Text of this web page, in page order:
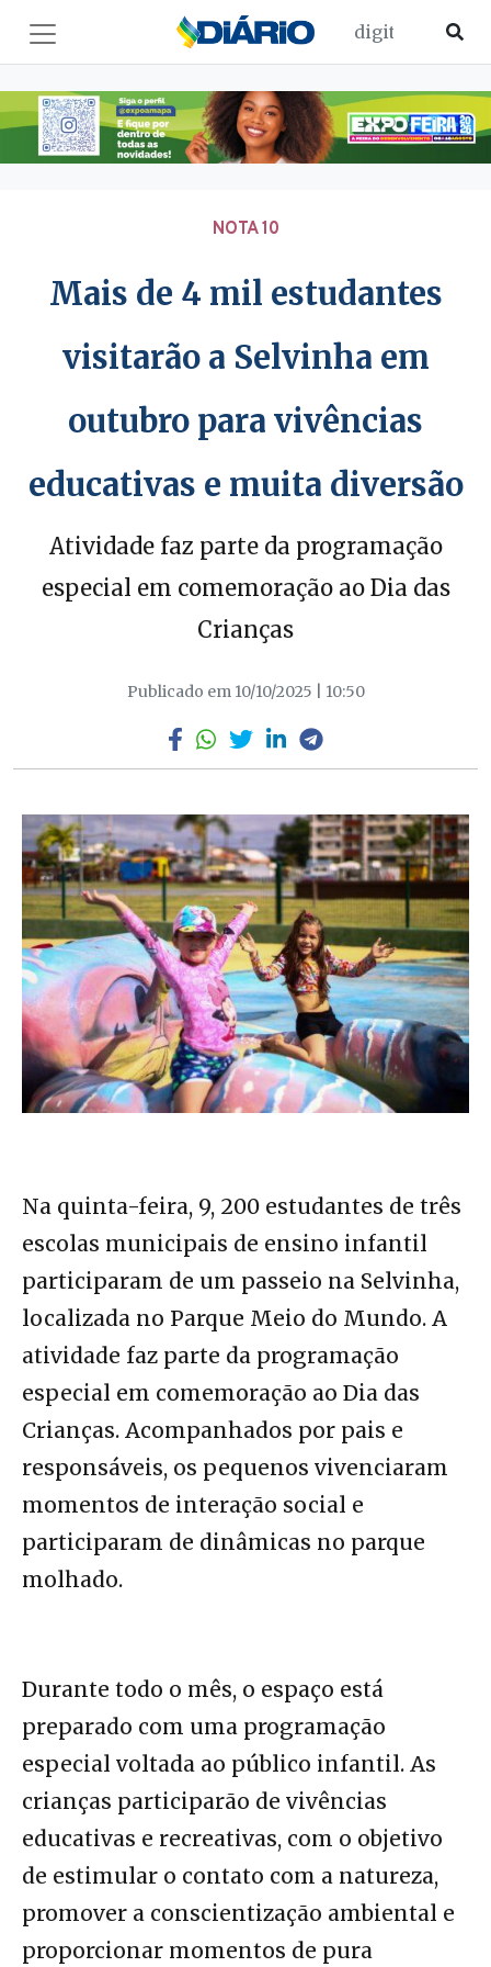
NOTA 10
Mais de 4 mil estudantes
visitarão a Selvinha em
outubro para vivências
educativas e muita diversão
Atividade faz parte da programação
especial em comemoração ao Dia das
Crianças
Publicado em 10/10/2025 | 10:50
Na quinta-feira, 9, 200 estudantes de três
escolas municipais de ensino infantil
participaram de um passeio na Selvinha,
localizada no Parque Meio do Mundo. A
atividade faz parte da programação
especial em comemoração ao Dia das
Crianças. Acompanhados por pais e
responsáveis, os pequenos vivenciaram
momentos de interação social e
participaram de dinâmicas no parque
molhado.
Durante todo o mês, o espaço está
preparado com uma programação
especial voltada ao público infantil. As
crianças participarão de vivências
educativas e recreativas, com o objetivo
de estimular o contato com a natureza,
promover a conscientização ambiental e
proporcionar momentos de pura